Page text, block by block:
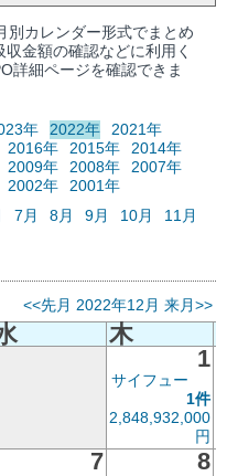
別カレンダー形式でまとめ
金額の確認などに利用く
詳細ページを確認できま
年 2022年
2021年
2016年 2015年
2014年
2009年 2008年
2007年
2002年
2001年
7月 8月 9月 10月
11月
<<先月 2022年12月 来月>>
木
1
サイフュー
1件
2,848,932,000
円
7
8